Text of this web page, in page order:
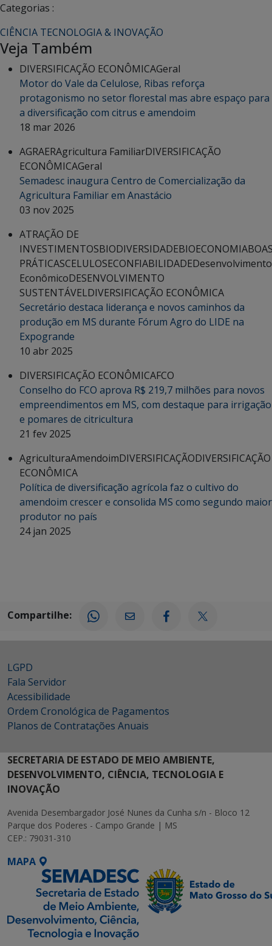
Categorias :
CIÊNCIA TECNOLOGIA & INOVAÇÃO
Veja Também
DIVERSIFICAÇÃO ECONÔMICAGeral
Motor do Vale da Celulose, Ribas reforça
protagonismo no setor florestal mas abre espaço para
a diversificação com citrus e amendoim
18 mar 2026
AGRAERAgricultura FamiliarDIVERSIFICAÇÃO
ECONÔMICAGeral
Semadesc inaugura Centro de Comercialização da
Agricultura Familiar em Anastácio
03 nov 2025
ATRAÇÃO DE
INVESTIMENTOSBIODIVERSIDADEBIOECONOMIA
PRÁTICASCELULOSECONFIABILIDADEDesenvolvimento
EconômicoDESENVOLVIMENTO
SUSTENTÁVELDIVERSIFICAÇÃO ECONÔMICA
Secretário destaca liderança e novos caminhos da
produção em MS durante Fórum Agro do LIDE na
Expogrande
10 abr 2025
DIVERSIFICAÇÃO ECONÔMICAFCO
Conselho do FCO aprova R$ 219,7 milhões para novos
empreendimentos em MS, com destaque para irrigação
e pomares de citricultura
21 fev 2025
AgriculturaAmendoimDIVERSIFICAÇÃODIVERSIFICAÇÃO
ECONÔMICA
Política de diversificação agrícola faz o cultivo do
amendoim crescer e consolida MS como segundo maior
produtor no país
24 jan 2025
Compartilhe:
LGPD
Fala Servidor
Acessibilidade
Ordem Cronológica de Pagamentos
Planos de Contratações Anuais
SECRETARIA DE ESTADO DE MEIO AMBIENTE,
DESENVOLVIMENTO, CIÊNCIA, TECNOLOGIA E
INOVAÇÃO
Avenida Desembargador José Nunes da Cunha s/n - Bloco 12
Parque dos Poderes - Campo Grande | MS
CEP.: 79031-310
MAPA